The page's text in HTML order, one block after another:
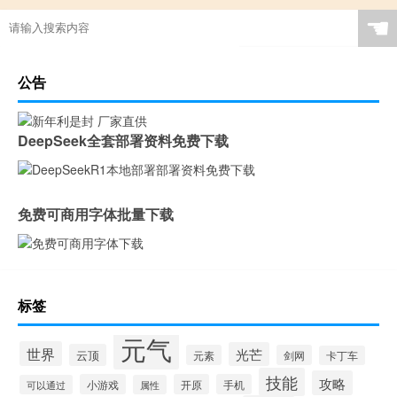
☚
公告
DeepSeek全套部署资料免费下载
免费可商用字体批量下载
标签
世界 云顶 元气 元素 光芒 剑网 卡丁车
可以通过 小游戏 属性 开原 手机 技能 攻略